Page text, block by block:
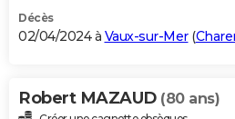
Décès
02/04/2024 à Vaux-sur-Mer(
Robert MAZAUD (80 ans)